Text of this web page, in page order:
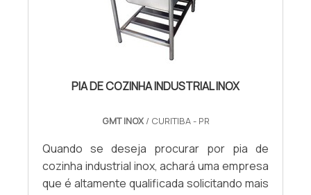
PIA DE COZINHA INDUSTRIAL INOX
GMT INOX / CURITIBA - PR
Quando se deseja procurar por pia de
cozinha industrial inox, achará uma empresa
que é altamente qualificada solicitando mais